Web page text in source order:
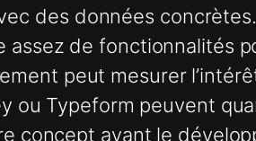
des données
de fonctionnalités
peut mesurer
ou Typeform peuvent
concept avant le